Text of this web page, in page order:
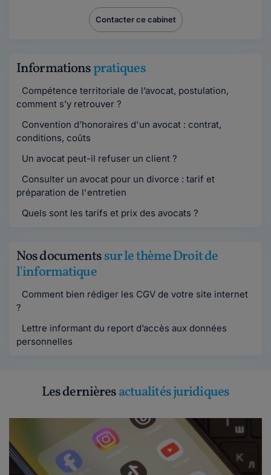
Contacter ce cabinet
Informationspratiques
Compétence territoriale de l’avocat, postulation,
comment s’y retrouver ?
Convention d’honoraires d'un avocat : contrat,
conditions, coûts
Un avocat peut-il refuser un client ?
Consulter un avocat pour un divorce : tarif et
préparation de l'entretien
Quels sont les tarifs et prix des avocats ?
Nos documentssur le thème Droit de
l'informatique
Comment bien rédiger les CGV de votre site internet
?
Lettre informant du report d’accès aux données
personnelles
Les dernièresactualités juridiques